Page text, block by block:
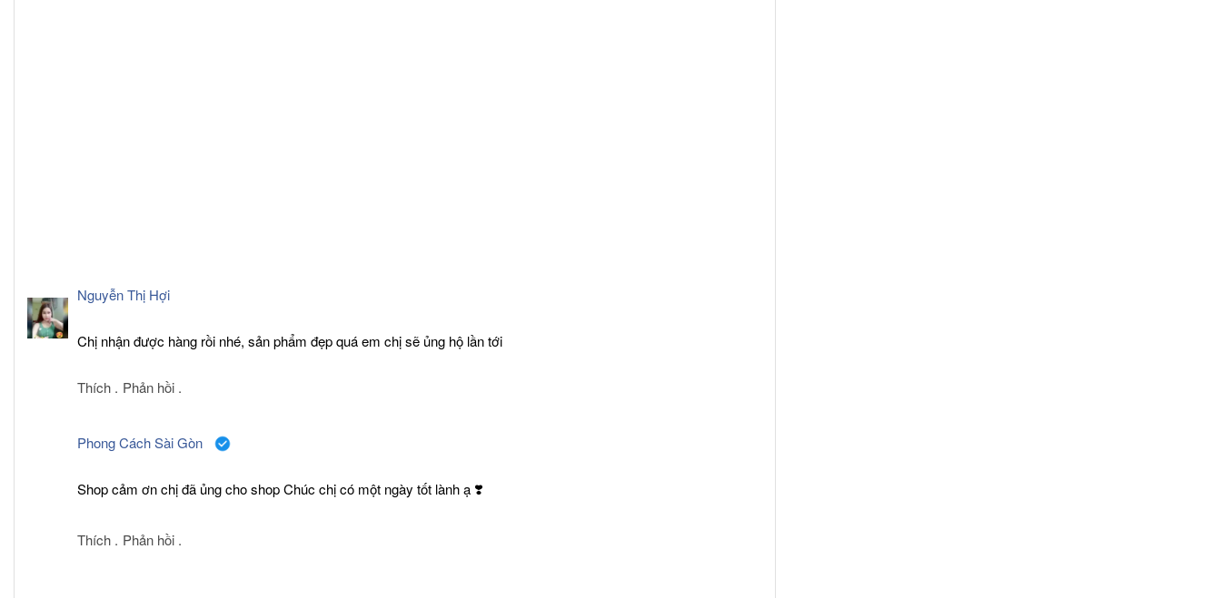
Nguyễn Thị Hợi
Chị nhận được hàng rồi nhé, sản phẩm đẹp quá em chị sẽ ủng hộ lần tới
Thích . Phản hồi .
Phong Cách Sài Gòn
Shop cảm ơn chị đã ủng cho shop Chúc chị có một ngày tốt lành ạ ❣️
Thích . Phản hồi .